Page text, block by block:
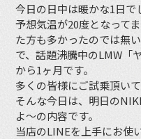
今日の日中は暖かな1日で
予想気温が20度となって
た方も多かったのでは無い
で、話題沸騰中のLMW「
から1ヶ月です。
多くの皆様にご試乗頂い
そんな今日は、明日の
よ〜の内容です。
当店のLINEを上手にお使